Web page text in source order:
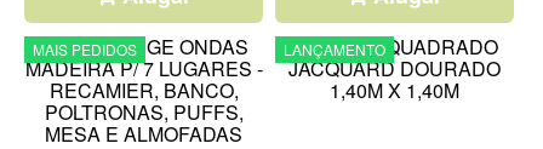
MAIS PEDIDOS LANÇAMENTO